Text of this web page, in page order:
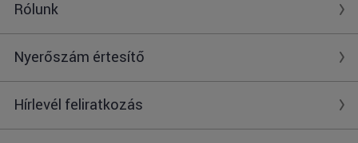
Rólunk
Nyerőszám értesítő
Hírlevél feliratkozás